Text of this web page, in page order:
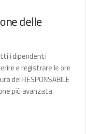
delle
i dipendenti
e registrare le ore
del RESPONSABILE
più avanzata.